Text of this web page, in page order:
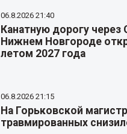
06.8.2026 21:40
Канатную дорогу через
Нижнем Новгороде
летом 2027 года
06.8.2026 21:15
На Горьковской
травмированных